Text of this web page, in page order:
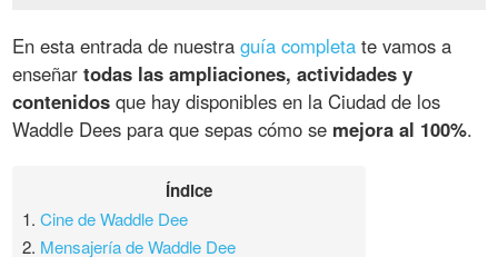
En esta entrada de nuestraguía completa te vamos a
enseñartodas las ampliaciones, actividades y
contenidos que hay disponibles en la Ciudad de los
Waddle Dees para que sepas cómo se mejora al 100%.
Índice
1.Cine de Waddle Dee
2. Mensajería de Waddle Dee